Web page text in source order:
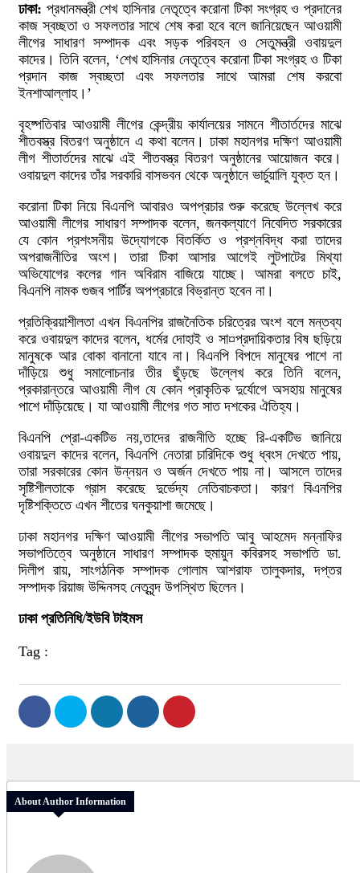
ঢাকা: প্রধানমন্ত্রী শেখ হাসিনার নেতৃত্বে করোনা টিকা সংগ্রহ ও প্রদানের
কাজ স্বচ্ছতা ও সফলতার সাথে শেষ করা হবে বলে জানিয়েছেন আওয়ামী
লীগের সাধারণ সম্পাদক এবং সড়ক পরিবহন ও সেতুমন্ত্রী ওবায়দুল
কাদের। তিনি বলেন, ‘শেখ হাসিনার নেতৃত্বে করোনা টিকা সংগ্রহ ও টিকা
প্রদান কাজ স্বচ্ছতা এবং সফলতার সাথে আমরা শেষ করবো
ইনশাআল্লাহ।’
বৃহষ্পতিবার আওয়ামী লীগের কেন্দ্রীয় কার্যালয়ের সামনে শীতার্তদের মাঝে
শীতবস্ত্র বিতরণ অনুষ্ঠানে এ কথা বলেন। ঢাকা মহানগর দক্ষিণ আওয়ামী
লীগ শীতার্তদের মাঝে এই শীতবস্ত্র বিতরণ অনুষ্ঠানের আয়োজন করে।
ওবায়দুল কাদের তাঁর সরকারি বাসভবন থেকে অনুষ্ঠানে ভার্চুয়ালি যুক্ত হন।
করোনা টিকা নিয়ে বিএনপি আবারও অপপ্রচার শুরু করেছে উল্লেখ করে
আওয়ামী লীগের সাধারণ সম্পাদক বলেন, জনকল্যাণে নিবেদিত সরকারের
যে কোন প্রশংসনীয় উদ্যোগকে বিতর্কিত ও প্রশ্নবিদ্ধ করা তাদের
অপরাজনীতির অংশ। তারা টিকা আসার আগেই লুটপাটের মিথ্যা
অভিযোগের কলের গান অবিরাম বাজিয়ে যাচ্ছে। আমরা বলতে চাই,
বিএনপি নামক গুজব পার্টির অপপ্রচারে বিভ্রান্ত হবেন না।
প্রতিক্রিয়াশীলতা এখন বিএনপির রাজনৈতিক চরিত্রের অংশ বলে মন্তব্য
করে ওবায়দুল কাদের বলেন, ধর্মের দোহাই ও সা¤প্রদায়িকতার বিষ ছড়িয়ে
মানুষকে আর বোকা বানানো যাবে না। বিএনপি বিপদে মানুষের পাশে না
দাঁড়িয়ে শুধু সমালোচনার তীর ছুঁড়ছে উল্লেখ করে তিনি বলেন,
প্রকারান্তরে আওয়ামী লীগ যে কোন প্রাকৃতিক দুর্যোগে অসহায় মানুষের
পাশে দাঁড়িয়েছে। যা আওয়ামী লীগের গত সাত দশকের ঐতিহ্য।
বিএনপি প্রো-একটিভ নয়,তাদের রাজনীতি হচ্ছে রি-একটিভ জানিয়ে
ওবায়দুল কাদের বলেন, বিএনপি নেতারা চারিদিকে শুধু ধ্বংস দেখতে পায়,
তারা সরকারের কোন উন্নয়ন ও অর্জন দেখতে পায় না। আসলে তাদের
সৃষ্টিশীলতাকে গ্রাস করেছে দুর্ভেদ্য নেতিবাচকতা। কারণ বিএনপির
দৃষ্টিশক্তিতে এখন শীতের ঘনকুয়াশা জমেছে।
ঢাকা মহানগর দক্ষিণ আওয়ামী লীগের সভাপতি আবু আহমেদ মন্নাফির
সভাপতিত্বে অনুষ্ঠানে সাধারণ সম্পাদক হুমায়ুন কবিরসহ সভাপতি ডা.
দিলীপ রায়, সাংগঠনিক সম্পাদক গোলাম আশরাফ তালুকদার, দপ্তর
সম্পাদক রিয়াজ উদ্দিনসহ নেতৃবৃন্দ উপস্থিত ছিলেন।
ঢাকা প্রতিনিধি/ইউবি টাইমস
Tag :
About Author Information